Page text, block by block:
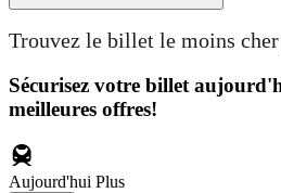
Trouvez le billet le moins
Sécurisez votre billet
meilleures offres!
Aujourd'hui Plus